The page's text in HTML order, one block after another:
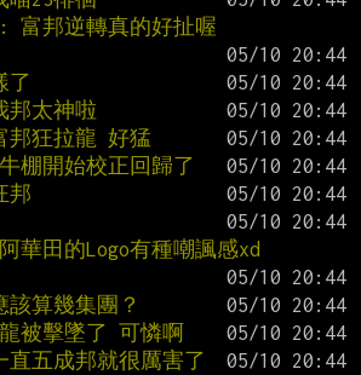
: 富邦逆轉真的好扯喔
了
邦太神啦
邦狂拉龍 好猛
棚開始校正回歸了
邦
華田的Logo有種嘲諷感xd
算幾集團？
被擊墜了 可憐啊
五成邦就很厲害了